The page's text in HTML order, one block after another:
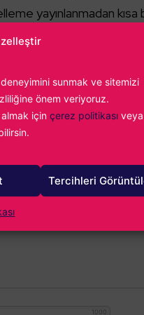
sunmak ve sitemizi
önem veriyoruz.
için çerez politikası veya
Tercihleri
yayınlanmadan kısa
yazdıkça yazıyor ve en
maceram günümüz
1000